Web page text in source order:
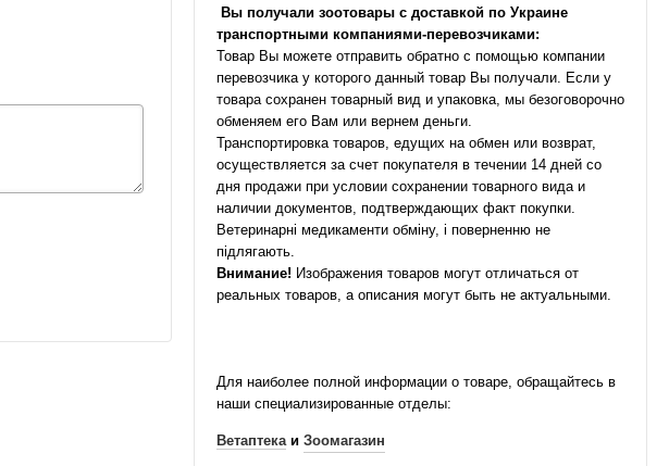
Вы получали зоотовары с доставкой по Украине
транспортными компаниями-перевозчиками:
Товар Вы можете отправить обратно с помощью компании
перевозчика у которого данный товар Вы получали. Если у
товара сохранен товарный вид и упаковка, мы безоговорочно
обменяем его Вам или вернем деньги.
Транспортировка товаров, едущих на обмен или возврат,
осуществляется за счет покупателя в течении 14 дней со
дня продажи при условии сохранении товарного вида и
наличии документов, подтверждающих факт покупки.
Ветеринарні медикаменти обміну, і поверненню не
підлягають.
Внимание! Изображения товаров могут отличаться от
реальных товаров, а описания могут быть не актуальными.
Для наиболее полной информации о товаре, обращайтесь в
наши специализированные отделы:
Ветаптекаи Зоомагазин